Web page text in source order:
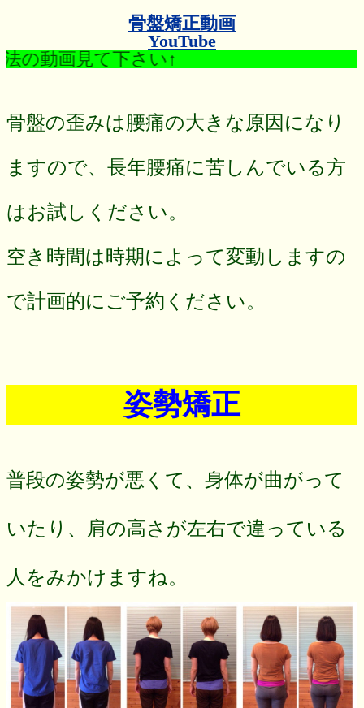
骨盤矯正動画
YouTube
下さい↑
骨盤の歪みは腰痛の大きな原因になり
ますので、長年腰痛に苦しんでいる方
はお試しください。
空き時間は時期によって変動しますの
で計画的にご予約ください。
姿勢矯正
普段の姿勢が悪くて、身体が曲がって
いたり、肩の高さが左右で違っている
人をみかけますね。